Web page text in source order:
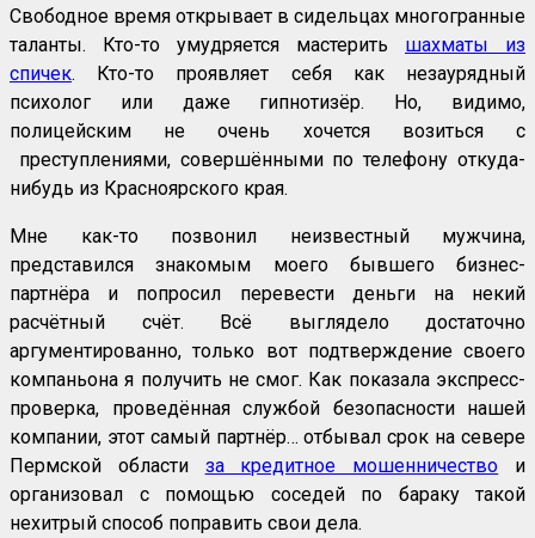
Свободное время открывает в сидельцах многогранные
таланты. Кто-то умудряется мастерить шахматы из
спичек. Кто-то проявляет себя как незаурядный
психолог или даже гипнотизёр. Но, видимо,
полицейским не очень хочется возиться с
преступлениями, совершёнными по телефону откуда-
нибудь из Красноярского края.
Мне как-то позвонил неизвестный мужчина,
представился знакомым моего бывшего бизнес-
партнёра и попросил перевести деньги на некий
расчётный счёт. Всё выглядело достаточно
аргументированно, только вот подтверждение своего
компаньона я получить не смог. Как показала экспресс-
проверка, проведённая службой безопасности нашей
компании, этот самый партнёр… отбывал срок на севере
Пермской области за кредитное мошенничество и
организовал с помощью соседей по бараку такой
нехитрый способ поправить свои дела.